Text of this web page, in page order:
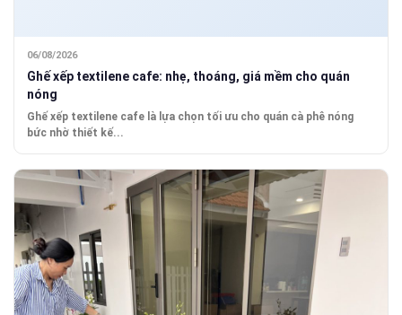
06/08/2026
Ghế xếp textilene cafe: nhẹ, thoáng, giá mềm cho quán
nóng
Ghế xếp textilene cafe là lựa chọn tối ưu cho quán cà phê nóng
bức nhờ thiết kế...